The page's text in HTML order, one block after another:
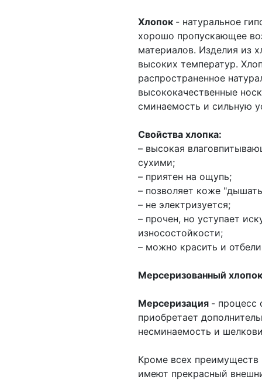
Хлопок - натуральное
хорошо пропускающее
материалов. Изделия из
высоких температур.
распространенное
высококачественные
сминаемость и сильную
Свойства хлопка:
– высокая
сухими;
– приятен на ощупь;
– позволяет коже
– не электризуется;
– прочен, но уступает
износостойкости;
– можно красить и
Мерсеризованный хлопок
Мерсеризация - процесс
приобретает
несминаемость и
Кроме всех преимуществ
имеют прекрасный